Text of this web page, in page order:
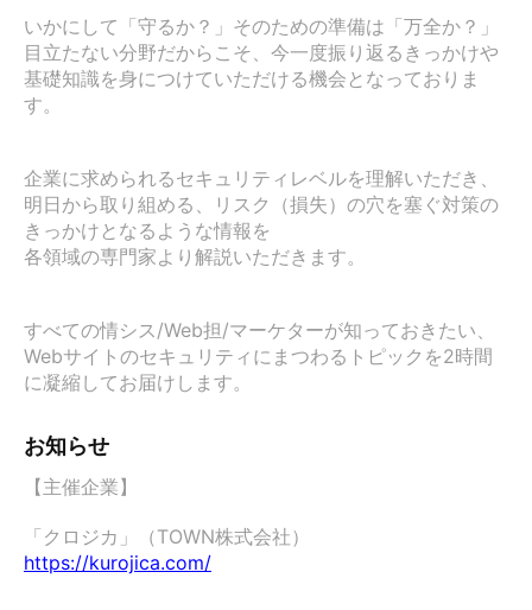
いかにして「守るか？」そのための準備は「万全か？」
目立たない分野だからこそ、今一度振り返るきっかけや
基礎知識を身につけていただける機会となっておりま
す。
企業に求められるセキュリティレベルを理解いただき、
明日から取り組める、リスク（損失）の穴を塞ぐ対策の
きっかけとなるような情報を
各領域の専門家より解説いただきます。
すべての情シス/Web担/マーケターが知っておきたい、
Webサイトのセキュリティにまつわるトピックを2時間
に凝縮してお届けします。
お知らせ
【主催企業】
「クロジカ」（TOWN株式会社）
https://kurojica.com/